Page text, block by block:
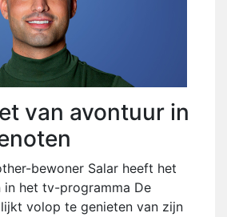
van avontuur in
bewoner Salar heeft het
in het tv-programma De
volop te genieten van zijn